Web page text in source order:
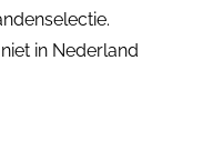
in Nederland